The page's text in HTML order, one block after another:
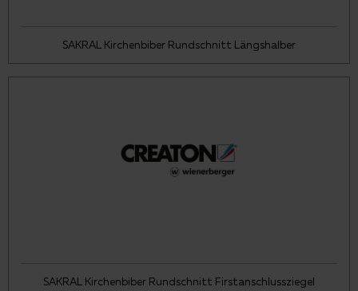
SAKRAL Kirchenbiber Rundschnitt Längshalber
SAKRAL Kirchenbiber Rundschnitt Firstanschlussziegel